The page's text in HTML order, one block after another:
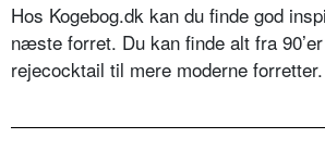
Hos Kogebog.dk kan du finde god
næste forret. Du kan finde alt fra
rejecocktail til mere moderne forretter.